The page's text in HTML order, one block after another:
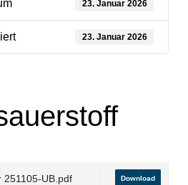
23. Januar 2026
23. Januar 2026
251105-UB.pdf Download